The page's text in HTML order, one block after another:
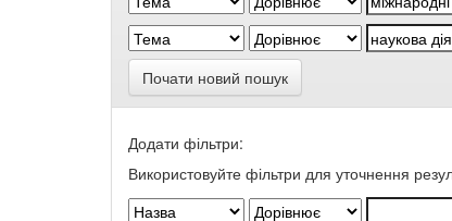
Почати новий пошук
Додати фільтри:
Використовуйте фільтри для уточнення